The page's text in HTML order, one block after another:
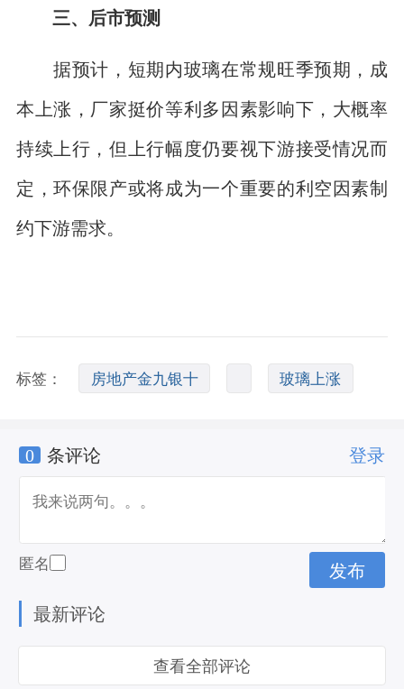
三、后市预测
据预计，短期内玻璃在常规旺季预期，成
本上涨，厂家挺价等利多因素影响下，大概率
持续上行，但上行幅度仍要视下游接受情况而
定，环保限产或将成为一个重要的利空因素制
约下游需求。
标签： 房地产金九银十 玻璃上涨
0 条评论 登录
匿名
最新评论
查看全部评论